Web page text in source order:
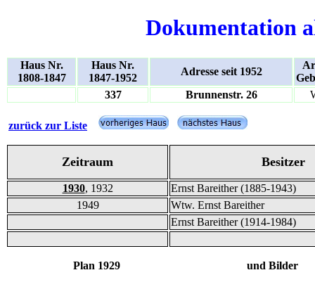
Dokumentation
Haus Nr.
1808-1847
Haus Nr.
1847-1952
Adresse seit 1952
337
Brunnenstr. 26
zurück zur Liste
Zeitraum Besitzer
1930, 1932
Ernst Bareither (1885-1943)
1949
Wtw. Ernst Bareither
Ernst Bareither (1914-1984)
Plan 1929 und Bilder